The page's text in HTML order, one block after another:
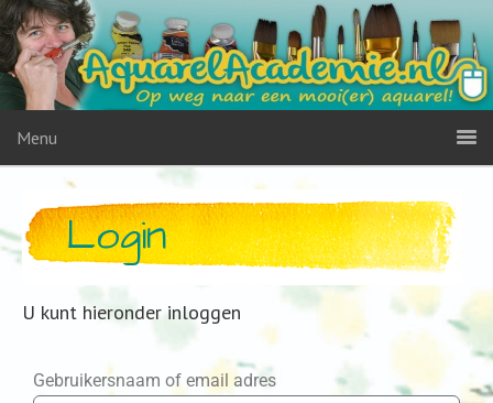
Menu
Login
U kunt hieronder inloggen
Gebruikersnaam of email adres